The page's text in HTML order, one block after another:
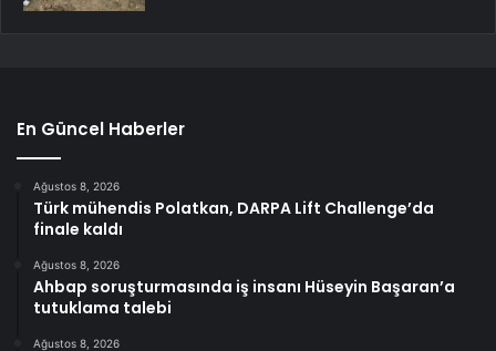
En Güncel Haberler
Ağustos 8, 2026
Türk mühendis Polatkan, DARPA Lift Challenge’da
finale kaldı
Ağustos 8, 2026
Ahbap soruşturmasında iş insanı Hüseyin Başaran’a
tutuklama talebi
Ağustos 8, 2026